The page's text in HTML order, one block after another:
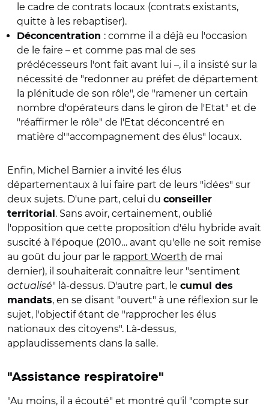
le cadre de contrats locaux (contrats existants,
quitte à les rebaptiser).
Déconcentration : comme il a déjà eu l'occasion
de le faire – et comme pas mal de ses
prédécesseurs l'ont fait avant lui –, il a insisté sur la
nécessité de "redonner au préfet de département
la plénitude de son rôle", de "ramener un certain
nombre d'opérateurs dans le giron de l'Etat" et de
"réaffirmer le rôle" de l'Etat déconcentré en
matière d'"accompagnement des élus" locaux.
Enfin, Michel Barnier a invité les élus
départementaux à lui faire part de leurs "idées" sur
deux sujets. D'une part, celui du conseiller
territorial . Sans avoir, certainement, oublié
l'opposition que cette proposition d'élu hybride avait
suscité à l'époque (2010… avant qu'elle ne soit remise
au goût du jour par le rapport Woerth de mai
dernier), il souhaiterait connaître leur "sentiment
actualisé" là-dessus. D'autre part, le cumul des
mandats, en se disant "ouvert" à une réflexion sur le
sujet, l'objectif étant de "rapprocher les élus
nationaux des citoyens". Là-dessus,
applaudissements dans la salle.
"Assistance respiratoire"
"Au moins, il a écouté" et montré qu'il "compte sur